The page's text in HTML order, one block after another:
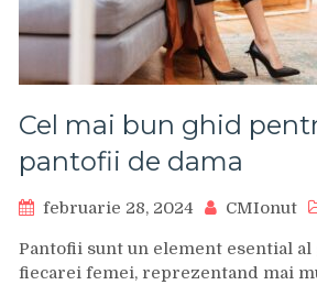
Cel mai bun ghid
pantofii de dama
februarie 28, 2024 CMIonut
Pantofii sunt un element esential
fiecarei femei, reprezentand mai